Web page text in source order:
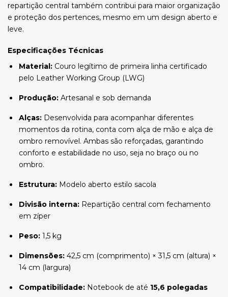
repartição central também contribui para maior organização
e proteção dos pertences, mesmo em um design aberto e
leve.
Especificações Técnicas
Material: Couro legítimo de primeira linha certificado
pelo Leather Working Group (LWG)
Produção: Artesanal e sob demanda
Alças: Desenvolvida para acompanhar diferentes
momentos da rotina, conta com alça de mão e alça de
ombro removível. Ambas são reforçadas, garantindo
conforto e estabilidade no uso, seja no braço ou no
ombro.
Estrutura: Modelo aberto estilo sacola
Divisão interna: Repartição central com fechamento
em zíper
Peso: 1,5 kg
Dimensões: 42,5 cm (comprimento) × 31,5 cm (altura) ×
14 cm (largura)
Compatibilidade: Notebook de até 15,6 polegadas